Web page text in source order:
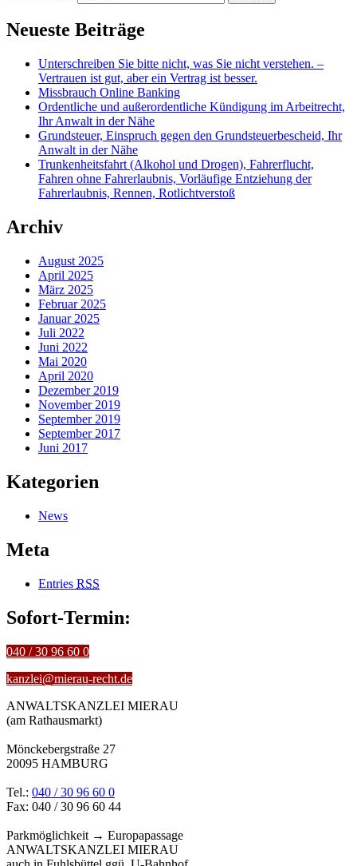
Neueste Beiträge
Unterschreiben Sie bitte nicht, was Sie nicht verstehen. –
Vertrauen ist gut, aber ein Vertrag ist besser.
Missbrauch Online Banking
Ordentliche und außerordentliche Kündigung im Arbeitrecht,
Ihr Anwalt in der Nähe
Grundsteuer, Einspruch gegen den Grundsteuerbescheid, Ihr
Anwalt in der Nähe
Trunkenheitsfahrt (Alkohol und Drogen), Fahrerflucht,
Fahren ohne Fahrerlaubnis, Vorläufige Entziehung der
Fahrerlaubnis, Rennen, Rotlichtverstoß
Archiv
August 2025
April 2025
März 2025
Februar 2025
Januar 2025
Juli 2022
Juni 2022
Mai 2020
April 2020
Dezember 2019
November 2019
September 2019
September 2017
Juni 2017
Kategorien
News
Meta
Entries RSS
Sofort-Termin:
040 / 30 96 60 0
kanzlei@mierau-recht.de
ANWALTSKANZLEI MIERAU
(am Rathausmarkt)
Mönckebergstraße 27
20095 HAMBURG
Tel.: 040 / 30 96 60 0
Fax: 040 / 30 96 60 44
Parkmöglichkeit → Europapassage
ANWALTSKANZLEI MIERAU